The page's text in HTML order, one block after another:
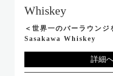
Whiskey
＜世界一のバーラウン
Sasakawa Whiskey
詳細